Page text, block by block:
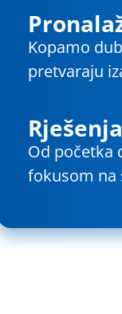
Kopamo
pretvaraju
Od početka
fokusom na